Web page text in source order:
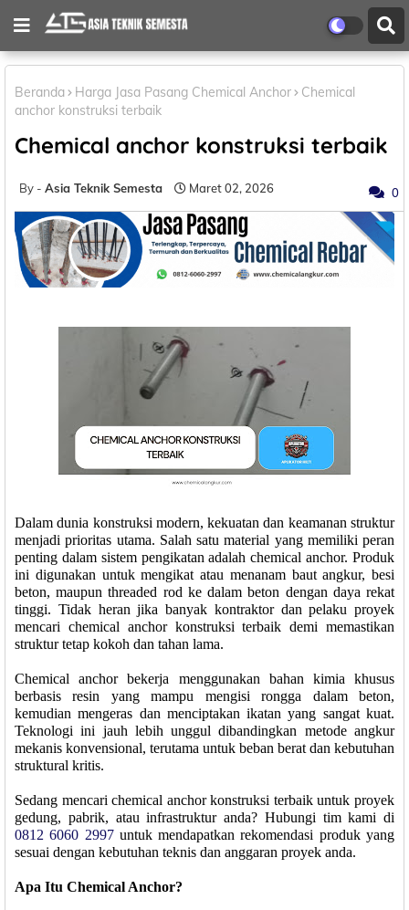
Beranda Harga Jasa Pasang Chemical Anchor
Chemical
anchor konstruksi terbaik
Chemical anchor konstruksi terbaik
Asia Teknik Semesta Maret 02, 2026 0
Dalam dunia konstruksi modern, kekuatan dan keamanan struktur
menjadi prioritas utama. Salah satu material yang memiliki peran
penting dalam sistem pengikatan adalah chemical anchor. Produk
ini digunakan untuk mengikat atau menanam baut angkur, besi
beton, maupun threaded rod ke dalam beton dengan daya rekat
tinggi. Tidak heran jika banyak kontraktor dan pelaku proyek
mencari chemical anchor konstruksi terbaik demi memastikan
struktur tetap kokoh dan tahan lama.
Chemical anchor bekerja menggunakan bahan kimia khusus
berbasis resin yang mampu mengisi rongga dalam beton,
kemudian mengeras dan menciptakan ikatan yang sangat kuat.
Teknologi ini jauh lebih unggul dibandingkan metode angkur
mekanis konvensional, terutama untuk beban berat dan kebutuhan
struktural kritis.
Sedang mencari chemical anchor konstruksi terbaik untuk proyek
gedung, pabrik, atau infrastruktur anda? Hubungi tim kami di
0812 6060 2997untuk mendapatkan rekomendasi produk yang
sesuai dengan kebutuhan teknis dan anggaran proyek anda.
Apa Itu Chemical Anchor?